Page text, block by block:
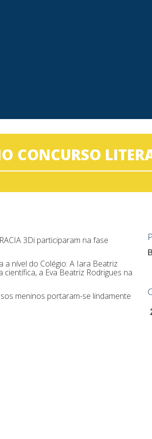
CONCURSO
3Di participaram na fase
nível do Colégio: A Iara Beatriz
a Eva Beatriz Rodrigues na
meninos portaram-se lindamente